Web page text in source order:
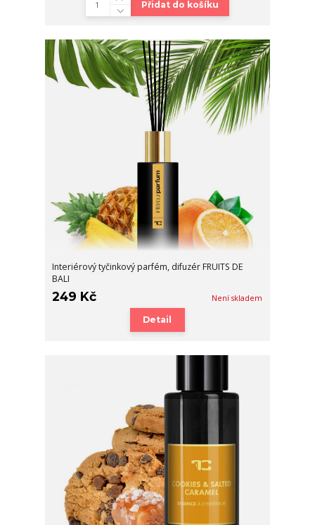
Přidat do košíku
Interiérový tyčinkový parfém, difuzér FRUITS DE
BALI
249 Kč Není skladem
Detail